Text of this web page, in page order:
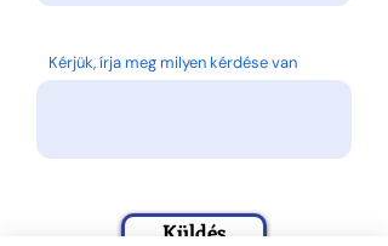
Kérjük, írja meg milyen kérdése van
Küldés